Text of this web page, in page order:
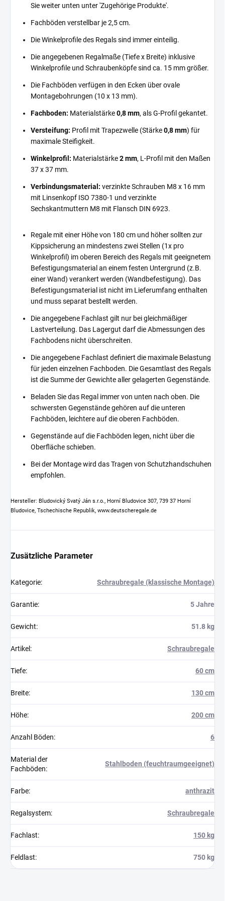
Sie weiter unten unter 'Zugehörige Produkte'.
Fachböden verstellbar je 2,5 cm.
Die Winkelprofile des Regals sind immer einteilig.
Die angegebenen Regalmaße (Tiefe x Breite) inklusive
Winkelprofile und Schraubenköpfe sind ca. 15 mm größer.
Die Fachböden verfügen in den Ecken über ovale
Montagebohrungen (10 x 13 mm).
Fachboden: Materialstärke0,8 mm, als G-Profil gekantet.
Versteifung: Profil mit Trapezwelle (Stärke0,8 mm) für
maximale Steifigkeit.
Winkelprofil: Materialstärke2 mm, L-Profil mit den Maßen
37 x 37 mm.
Verbindungsmaterial: verzinkte Schrauben M8 x 16 mm
mit Linsenkopf ISO 7380-1 und verzinkte
Sechskantmuttern M8 mit Flansch DIN 6923.
Regale mit einer Höhe von 180 cm und höher sollten zur
Kippsicherung an mindestens zwei Stellen (1x pro
Winkelprofil) im oberen Bereich des Regals mit geeignetem
Befestigungsmaterial an einem festen Untergrund (z.B.
einer Wand) verankert werden (Wandbefestigung). Das
Befestigungsmaterial ist nicht im Lieferumfang enthalten
und muss separat bestellt werden.
Die angegebene Fachlast gilt nur bei gleichmäßiger
Lastverteilung. Das Lagergut darf die Abmessungen des
Fachbodens nicht überschreiten.
Die angegebene Fachlast definiert die maximale Belastung
für jeden einzelnen Fachboden. Die Gesamtlast des Regals
ist die Summe der Gewichte aller gelagerten Gegenstände.
Beladen Sie das Regal immer von unten nach oben. Die
schwersten Gegenstände gehören auf die unteren
Fachböden, leichtere auf die oberen Fachböden.
Gegenstände auf die Fachböden legen, nicht über die
Oberfläche schieben.
Bei der Montage wird das Tragen von Schutzhandschuhen
empfohlen.
Hersteller: Bludovický Svatý Ján s.r.o., Horní Bludovice 307, 739 37 Horní
Bludovice, Tschechische Republik, www.deutscheregale.de
Zusätzliche Parameter
Kategorie: Schraubregale (klassische Montage)
Garantie: 5 Jahre
Gewicht: 51.8 kg
Artikel : Schraubregale
Tiefe: 60 cm
Breite: 130 cm
Höhe: 200 cm
Anzahl Böden: 6
Material der
Fachböden:
Stahlboden (feuchtraumgeeignet)
Farbe: anthrazit
Regalsystem: Schraubregale
Fachlast: 150 kg
Feldlast: 750 kg